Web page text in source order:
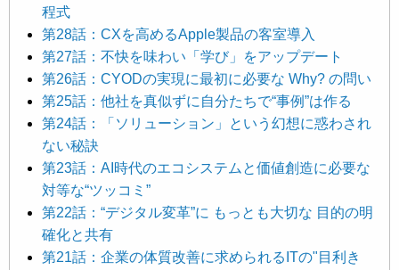
程式
第28話：CXを高めるApple製品の客室導入
第27話：不快を味わい「学び」をアップデート
第26話：CYODの実現に最初に必要な Why? の問い
第25話：他社を真似ずに自分たちで“事例”は作る
第24話：「ソリューション」という幻想に惑わされ
ない秘訣
第23話：AI時代のエコシステムと価値創造に必要な
対等な“ツッコミ”
第22話：“デジタル変革”に もっとも大切な 目的の明
確化と共有
第21話：企業の体質改善に求められるITの"目利き